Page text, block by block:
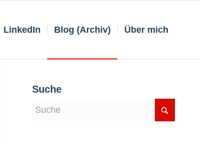
LinkedIn Blog (Archiv) Über mich
Suche